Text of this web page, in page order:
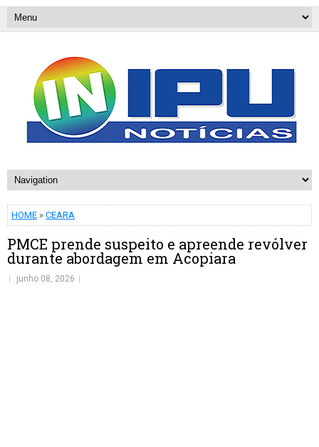
HOME » CEARA
PMCE prende suspeito e apreende revólver
durante abordagem em Acopiara
junho 08, 2026